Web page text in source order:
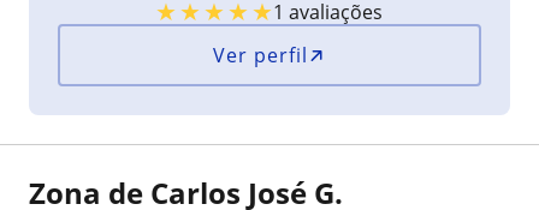
★★★★★1 avaliações
Ver perfil
Zona de Carlos José G.